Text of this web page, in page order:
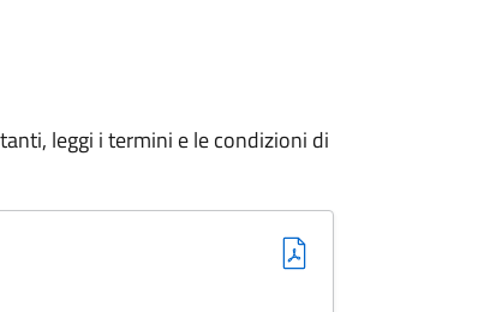
leggi i termini e le condizioni di